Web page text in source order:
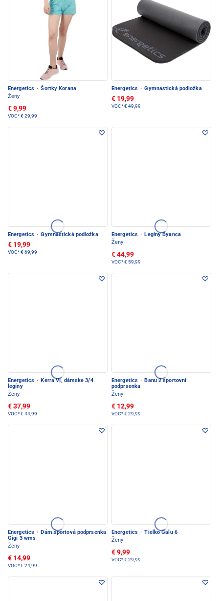
Energetics · Šortky Korana
Ženy
€ 9,99
VOC*€ 29,99
Energetics · Gymnastická podložka
€ 19,99
VOC*€ 49,99
Energetics · Gymnastická podložka
€ 19,99
VOC*€ 69,99
Energetics · Legíny Byanca
Ženy
€ 44,99
VOC*€ 59,99
Energetics · Kerra VI, dámske 3/4
legíny
Ženy
€ 37,99
VOC*€ 44,99
Energetics · Banu 2 sportovní
podprsenka
Ženy
€ 12,99
VOC*€ 29,99
Energetics · Dám.športová podprsenka
Gigi 3 wms
Ženy
€ 14,99
VOC*€ 24,99
Energetics · Tielko Galu 6
Ženy
€ 9,99
VOC*€ 29,99